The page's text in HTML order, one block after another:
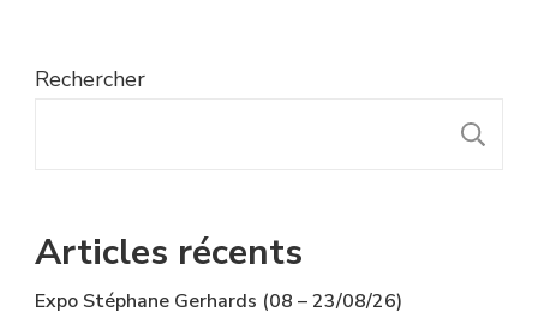
Rechercher
Articles récents
Expo Stéphane Gerhards (08 – 23/08/26)